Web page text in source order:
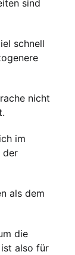
sind
schnell
nicht
im
der
als dem
die
ist also für